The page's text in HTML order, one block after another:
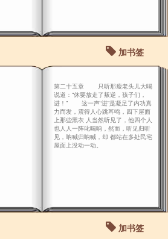
加书签
第二十五章 只听那瘦老头儿大喝
说道：“休要放走了叛逆，孩子们，
进！” 这一声“进”是凝足了内功真
力而发，震得人心跳耳鸣，四下屋面
上那些黑衣 人当然听见了，他四个人
也人人一阵叱喝呐，然而，听见归听
见，呐喊归呐喊，却 都站在多处民宅
屋面上没动一动。
加书签